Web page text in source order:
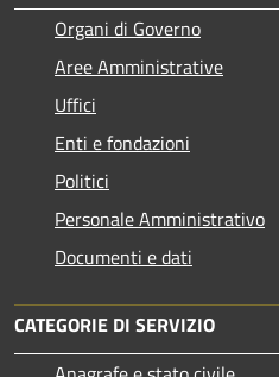
Organi di Governo
Aree Amministrative
Uffici
Enti e fondazioni
Politici
Personale Amministrativo
Documenti e dati
CATEGORIE DI SERVIZIO